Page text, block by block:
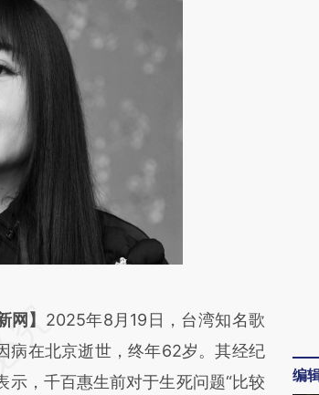
结开头增加这段话：本文由第三方
于财新文章
E7A45HuD]
网】 2025年8月19日，台湾知名歌
病在北京逝世，终年62岁。其经纪
示，千百惠生前对于生死问题“比较
编